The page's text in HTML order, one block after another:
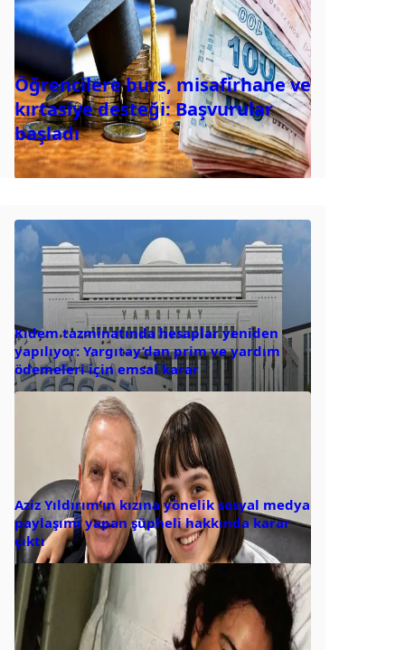
Öğrencilere burs, misafirhane ve
kırtasiye desteği: Başvurular
başladı
Kıdem tazminatında hesaplar yeniden
yapılıyor: Yargıtay’dan prim ve yardım
ödemeleri için emsal karar
Aziz Yıldırım’ın kızına yönelik sosyal medya
paylaşımı yapan şüpheli hakkında karar
çıktı